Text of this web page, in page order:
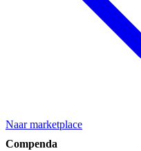
Naar marketplace
Compenda